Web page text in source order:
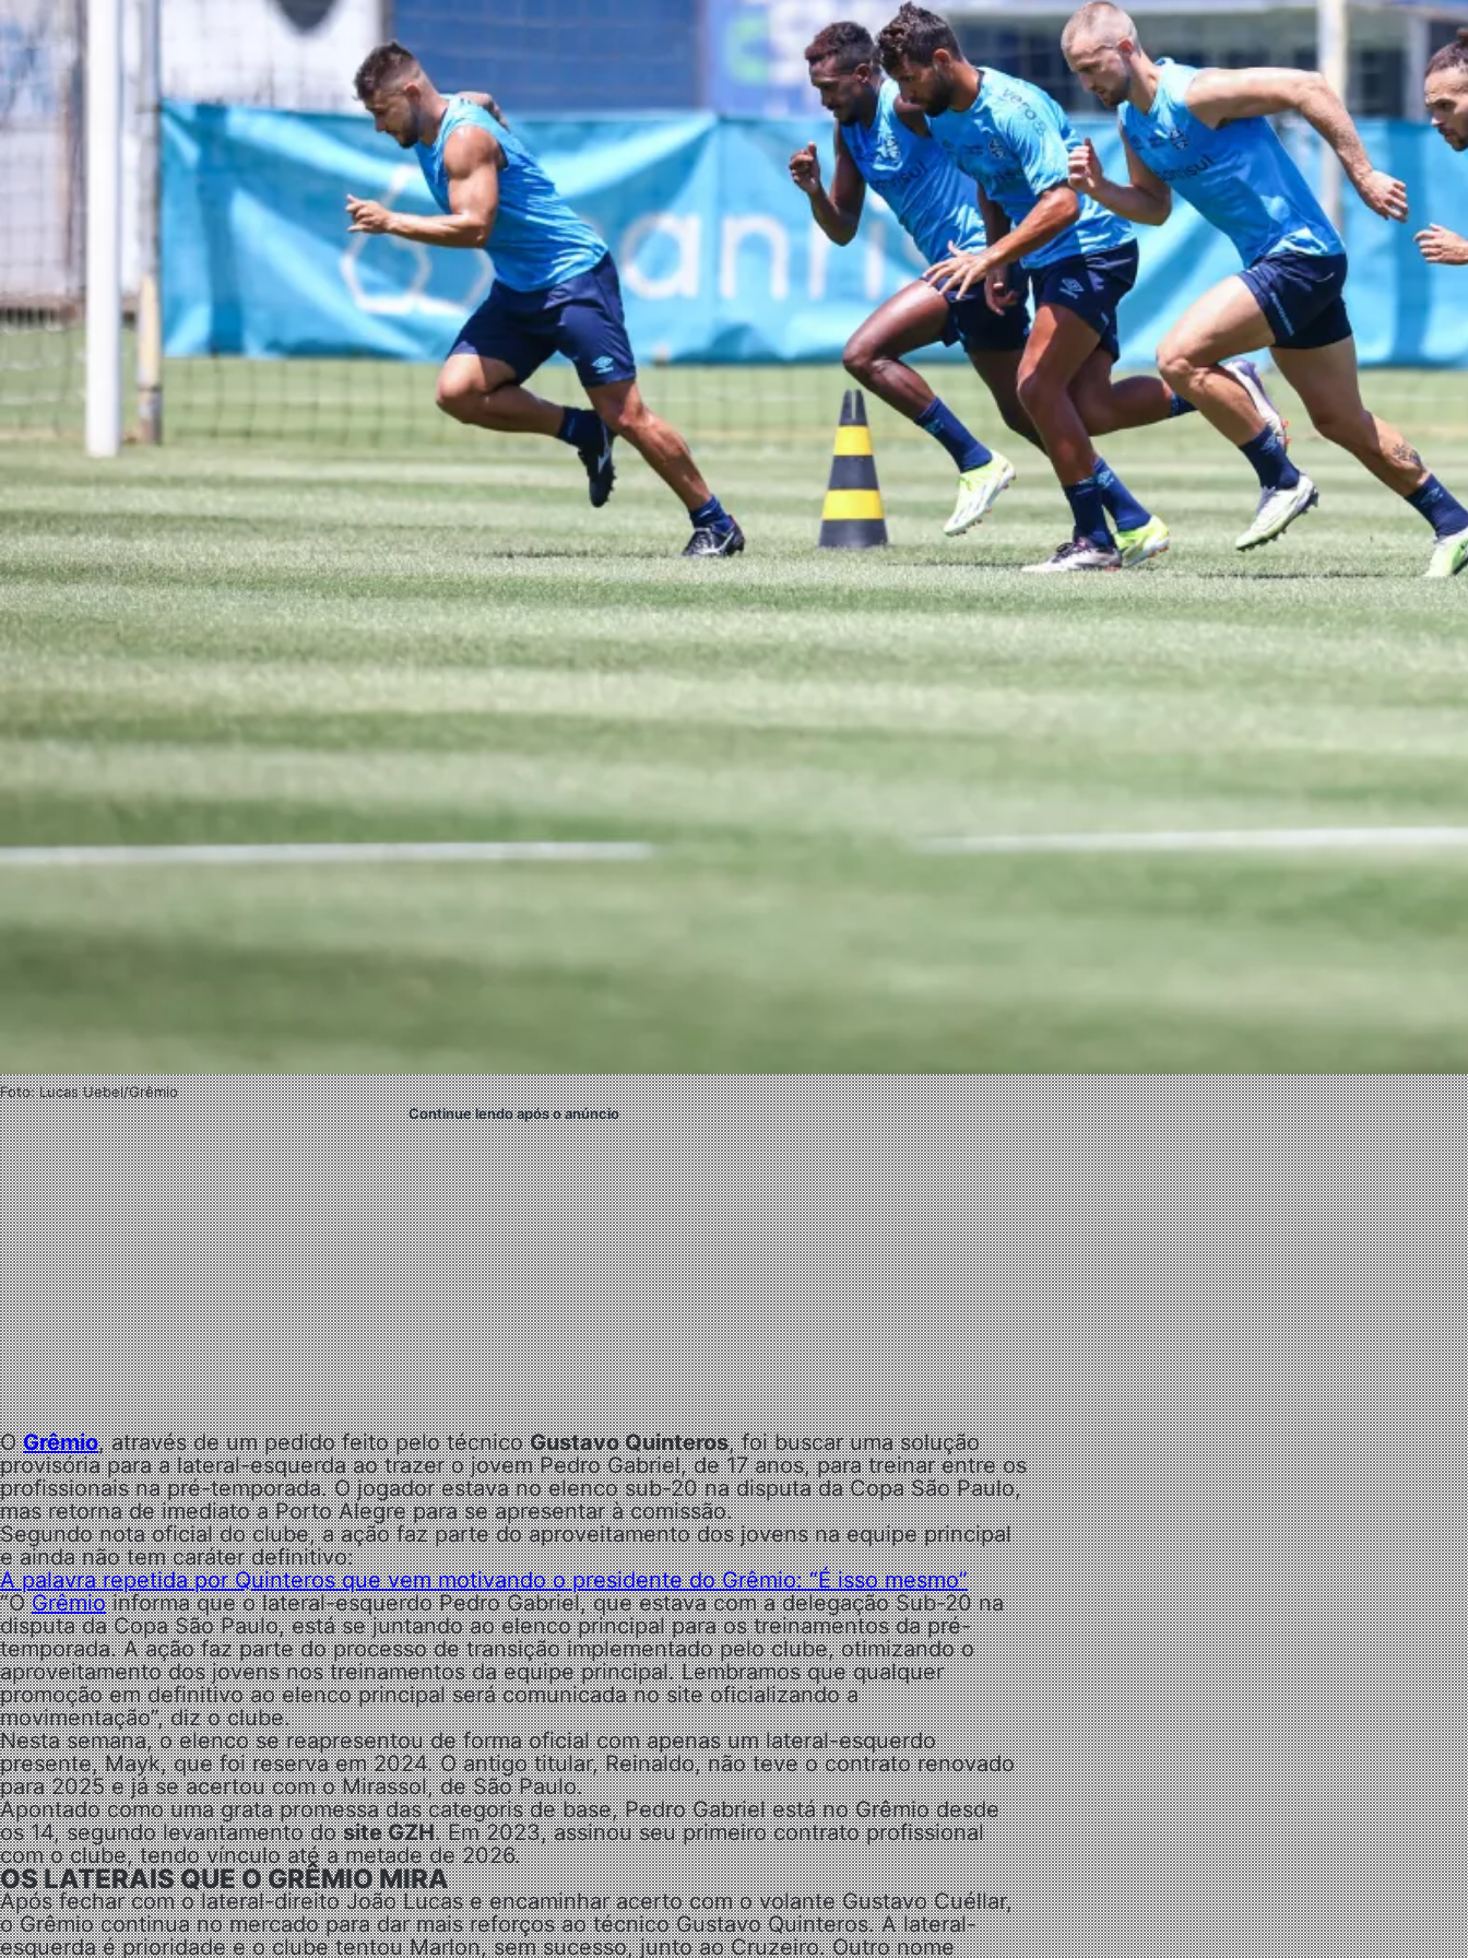
Foto: Lucas Uebel/Grêmio
Continue lendo após o anúncio
OGrêmio, através de um pedido feito pelo técnicoGustavo Quinteros, foi buscar uma solução
provisória para a lateral-esquerda ao trazer o jovem Pedro Gabriel, de 17 anos, para treinar entre os
profissionais na pré-temporada. O jogador estava no elenco sub-20 na disputa da Copa São Paulo,
mas retorna de imediato a Porto Alegre para se apresentar à comissão.
Segundo nota oficial do clube, a ação faz parte do aproveitamento dos jovens na equipe principal
e ainda não tem caráter definitivo:
A palavra repetida por Quinteros que vem motivando o presidente do Grêmio: “É isso mesmo”
“OGrêmioinforma que o lateral-esquerdo Pedro Gabriel, que estava com a delegação Sub-20 na
disputa da Copa São Paulo, está se juntando ao elenco principal para os treinamentos da pré-
temporada. A ação faz parte do processo de transição implementado pelo clube, otimizando o
aproveitamento dos jovens nos treinamentos da equipe principal. Lembramos que qualquer
promoção em definitivo ao elenco principal será comunicada no site oficializando a
movimentação”, diz o clube.
Nesta semana, o elenco se reapresentou de forma oficial com apenas um lateral-esquerdo
presente, Mayk, que foi reserva em 2024. O antigo titular, Reinaldo, não teve o contrato renovado
para 2025 e já se acertou com o Mirassol, de São Paulo.
Apontado como uma grata promessa das categoris de base, Pedro Gabriel está no Grêmio desde
os 14, segundo levantamento dosite GZH. Em 2023, assinou seu primeiro contrato profissional
com o clube, tendo vínculo até a metade de 2026.
OS LATERAIS QUE O GRÊMIO MIRA
Após fechar com o lateral-direito João Lucas e encaminhar acerto com o volante Gustavo Cuéllar,
o Grêmio continua no mercado para dar mais reforços ao técnico Gustavo Quinteros. A lateral-
esquerda é prioridade e o clube tentou Marlon, sem sucesso, junto ao Cruzeiro. Outro nome